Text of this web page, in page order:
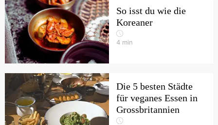
So isst du wie die
Koreaner
4 min
Die 5 besten Städte
für veganes Essen in
Grossbritannien